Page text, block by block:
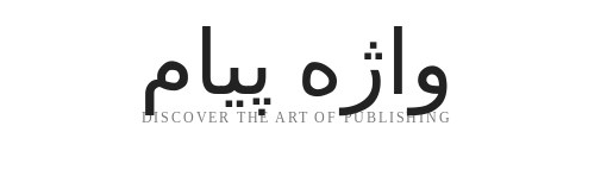
واژه پیام
DISCOVER THE ART OF PUBLISHING